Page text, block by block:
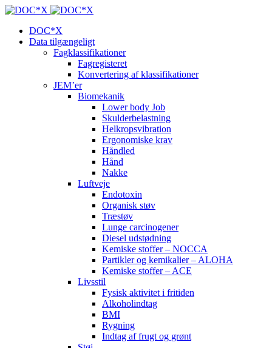
DOC*X
Data tilgængeligt
Fagklassifikationer
Fagregisteret
Konvertering af klassifikationer
JEM’er
Biomekanik
Lower body Job
Skulderbelastning
Helkropsvibration
Ergonomiske krav
Håndled
Hånd
Nakke
Luftveje
Endotoxin
Organisk støv
Træstøv
Lunge carcinogener
Diesel udstødning
Kemiske stoffer – NOCCA
Partikler og kemikalier – ALOHA
Kemiske stoffer – ACE
Livsstil
Fysisk aktivitet i fritiden
Alkoholindtag
BMI
Rygning
Indtag af frugt og grønt